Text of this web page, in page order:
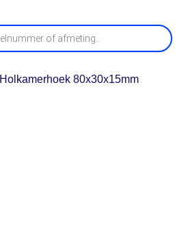
Holkamerhoek 80x30x15mm